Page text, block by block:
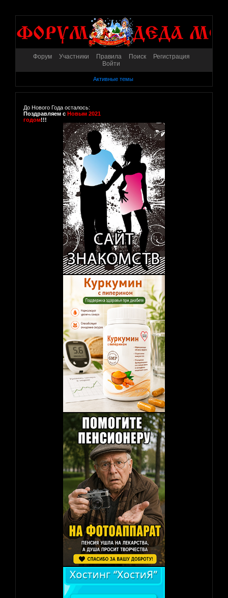
Форум Участники Правила Поиск
Регистрация
Войти
Активные темы
До Нового Года осталось:
Поздравляем с Новым 2021
годом!!!